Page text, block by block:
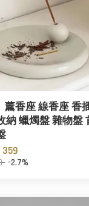
薰香座 線香座 香
納 蠟燭盤 雜物盤
359
-2.7%